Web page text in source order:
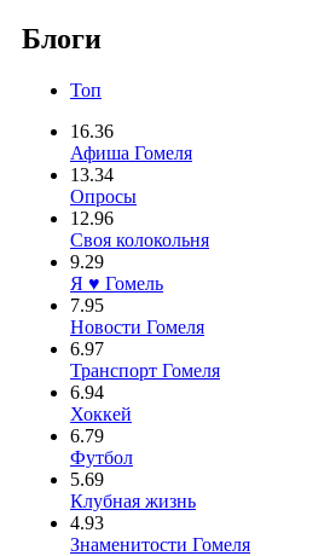
Блоги
Топ
16.36
Афиша Гомеля
13.34
Опросы
12.96
Своя колокольня
9.29
Я ♥ Гомель
7.95
Новости Гомеля
6.97
Транспорт Гомеля
6.94
Хоккей
6.79
Футбол
5.69
Клубная жизнь
4.93
Знаменитости Гомеля